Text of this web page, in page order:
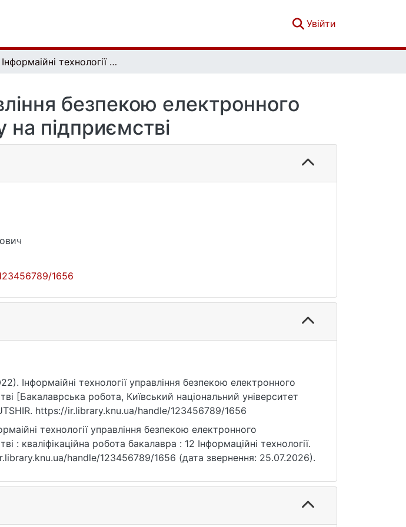
Увійти
Інформаійні технології управління безпекою електронного документообігу на підприємстві
безпекою електронного
на підприємстві
1656
Інформаійні технології управління безпекою електронного
[Бакалаврська робота, Київський національний університет
https://ir.library.knu.ua/handle/123456789/1656
технології управління безпекою електронного
: кваліфікаційна робота бакалавра : 12 Інформаційні технології.
handle/123456789/1656 (дата звернення: 25.07.2026).